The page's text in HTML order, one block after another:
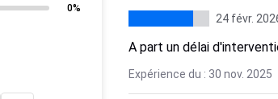
0%
24 févr.
A part un délai
Expérience du : 30 nov. 2025